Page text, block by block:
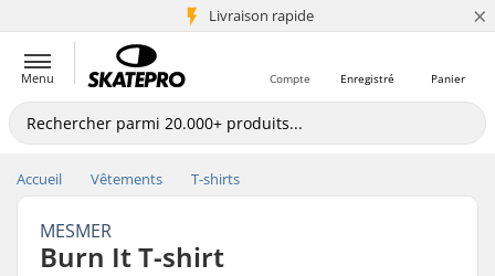
Livraison rapide
+5 mio de clients ×
Menu Panier
Enregistré
Compte
Accueil Vêtements T-shirts
MESMER
Burn It T-shirt